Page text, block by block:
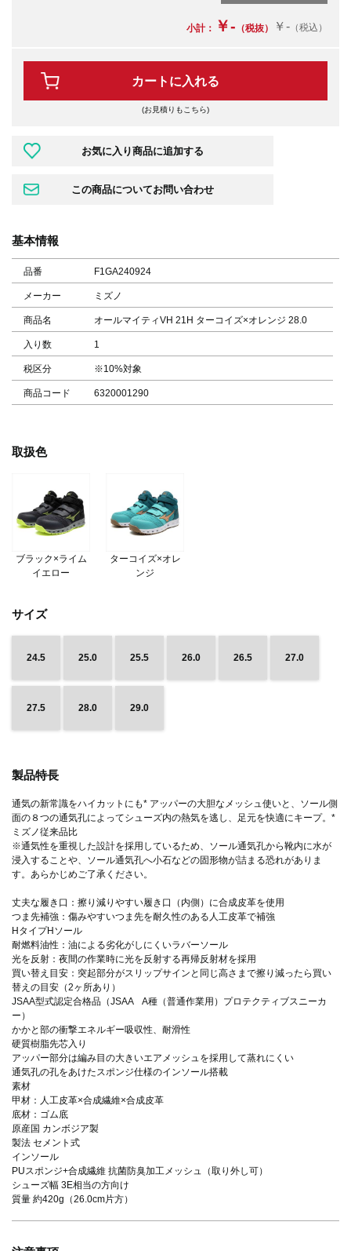
小計： ￥- （税抜） ￥- （税込）
カートに入れる
(お見積りもこちら)
基本情報
品番 F1GA240924
メーカー ミズノ
商品名 オールマイティVH 21H ターコイズ×オレンジ 28.0
入り数 1
税区分 ※10%対象
商品コード 6320001290
取扱色
ブラック×ライム
イエロー
ターコイズ×オレ
ンジ
サイズ
24.5 25.0 25.5 26.0 26.5 27.0
27.5 28.0 29.0
製品特長
通気の新常識をハイカットにも* アッパーの大胆なメッシュ使いと、ソール側
面の８つの通気孔によってシューズ内の熱気を逃し、足元を快適にキープ。*
ミズノ従来品比
※通気性を重視した設計を採用しているため、ソール通気孔から靴内に水が
浸入することや、ソール通気孔へ小石などの固形物が詰まる恐れがありま
す。あらかじめご了承ください。
丈夫な履き口：擦り減りやすい履き口（内側）に合成皮革を使用
つま先補強：傷みやすいつま先を耐久性のある人工皮革で補強
HタイプHソール
耐燃料油性：油による劣化がしにくいラバーソール
光を反射：夜間の作業時に光を反射する再帰反射材を採用
買い替え目安：突起部分がスリップサインと同じ高さまで擦り減ったら買い
替えの目安（2ヶ所あり）
JSAA型式認定合格品（JSAA A種（普通作業用）プロテクティブスニーカ
ー）
かかと部の衝撃エネルギー吸収性、耐滑性
硬質樹脂先芯入り
アッパー部分は編み目の大きいエアメッシュを採用して蒸れにくい
通気孔の孔をあけたスポンジ仕様のインソール搭載
素材
甲材：人工皮革×合成繊維×合成皮革
底材：ゴム底
原産国 カンボジア製
製法 セメント式
インソール
PUスポンジ+合成繊維 抗菌防臭加工メッシュ（取り外し可）
シューズ幅 3E相当の方向け
質量 約420g（26.0cm片方）